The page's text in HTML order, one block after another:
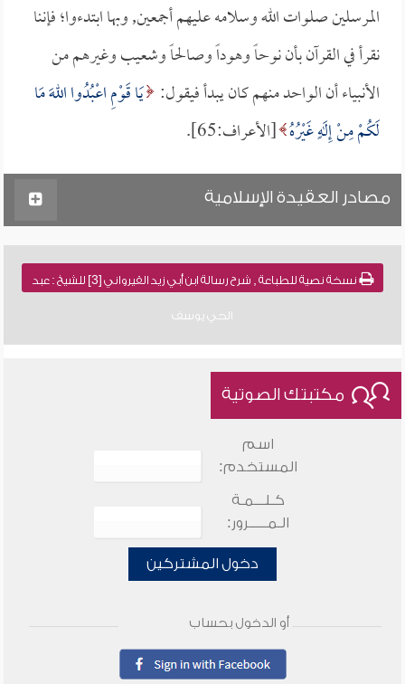
المرسلين صلوات الله وسلامه عليهم أجمعين, وبها ابتدءوا؛ فإننا
نقرأ في القرآن بأن نوحاً وهوداً وصالحاً وشعيب وغيرهم من
الأنبياء أن الواحد منهم كان يبدأ فيقول: يَا قَوْمِ اعْبُدُوا اللهَ مَا
لَكُمْ مِنْ إِلَهٍ غَيْرُهُ [الأعراف:65].
مصادر العقيدة الإسلامية
نسخة نصية للطباعة , شرح رسالة ابن أبي زيد القيرواني [3] للشيخ : عبد
الحي يوسف
مكتبتك الصوتية
اسم
المستخدم:
كـلـــمـة
الـمـــــرور:
دخول المشتركين
أو الدخول بحساب